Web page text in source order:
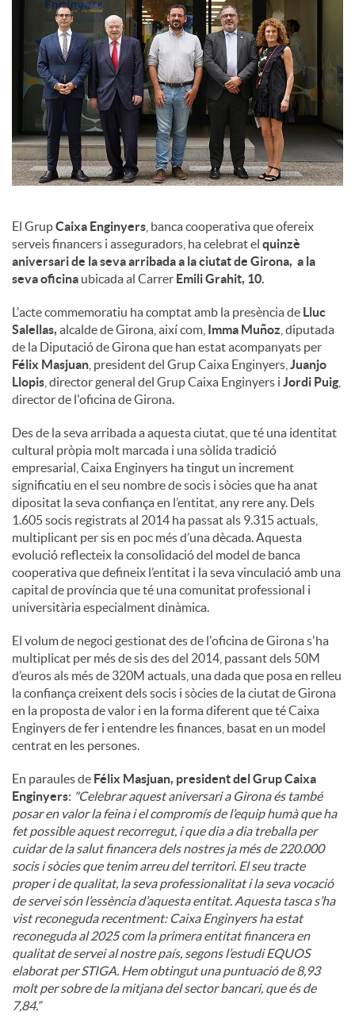
s
El GrupCaixa Enginyers , banca cooperativa que ofereix
serveis financers i asseguradors, ha celebrat el quinzè
aniversari de la seva arribada a la ciutat de Girona, a la
seva oficina ubicada al Carrer Emili Grahit, 10.
L'acte commemoratiu ha comptat amb la presència de Lluc
Salellas, alcalde de Girona, així com, Imma Muñoz , diputada
de la Diputació de Girona que han estat acompanyats per
Félix Masjuan , president del Grup Caixa Enginyers, Juanjo
Llopis , director general del Grup Caixa Enginyers i Jordi Puig
director de l'oficina de Girona.
Des de la seva arribada a aquesta ciutat, que té una identitat
cultural pròpia molt marcada i una sòlida tradició
empresarial, Caixa Enginyers ha tingut un increment
significatiu en el seu nombre de socis i sòcies que ha anat
dipositat la seva confiança en l’entitat, any rere any. Dels
1.605 socis registrats al 2014 ha passat als 9.315 actuals,
multiplicant per sis en poc més d’una dècada. Aquesta
evolució reflecteix la consolidació del model de banca
cooperativa que defineix l’entitat i la seva vinculació amb una
capital de província que té una comunitat professional i
universitària especialment dinàmica.
El volum de negoci gestionat des de l'oficina de Girona s'ha
multiplicat per més de sis des del 2014, passant dels 50M
d’euros als més de 320M actuals, una dada que posa en relleu
la confiança creixent dels socis i sòcies de la ciutat de Girona
en la proposta de valor i en la forma diferent que té Caixa
Enginyers de fer i entendre les finances, basat en un model
centrat en les persones.
En paraules de Félix Masjuan, president del Grup Caixa
Enginyers: "Celebrar aquest aniversari a Girona és també
posar en valor la feina i el compromís de l’equip humà que ha
fet possible aquest recorregut, i que dia a dia treballa per
cuidar de la salut financera dels nostres ja més de 220.000
socis i sòcies que tenim arreu del territori. El seu tracte
proper i de qualitat, la seva professionalitat i la seva vocació
de servei són l’essència d’aquesta entitat. Aquesta tasca s’ha
vist reconeguda recentment: Caixa Enginyers ha estat
reconeguda al 2025 com la primera entitat financera en
qualitat de servei al nostre país, segons l’estudi EQUOS
elaborat per STIGA. Hem obtingut una puntuació de 8,93
molt per sobre de la mitjana del sector bancari, que és de
7,84.”